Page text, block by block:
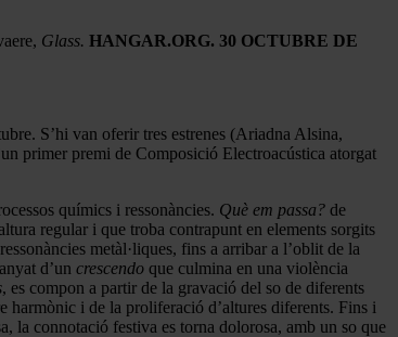
Glass. HANGAR.ORG. 30 OCTUBRE DE
S’hi van oferir tres estrenes (Ariadna Alsina,
primer premi de Composició Electroacústica atorgat
químics i ressonàncies. Què em passa? de
regular i que troba contrapunt en elements sorgits
metàl·liques, fins a arribar a l’oblit de la
d’un crescendo que culmina en una violència
, es compon a partir de la gravació del so de diferents
harmònic i de la proliferació d’altures diferents. Fins i
la connotació festiva es torna dolorosa, amb un so que